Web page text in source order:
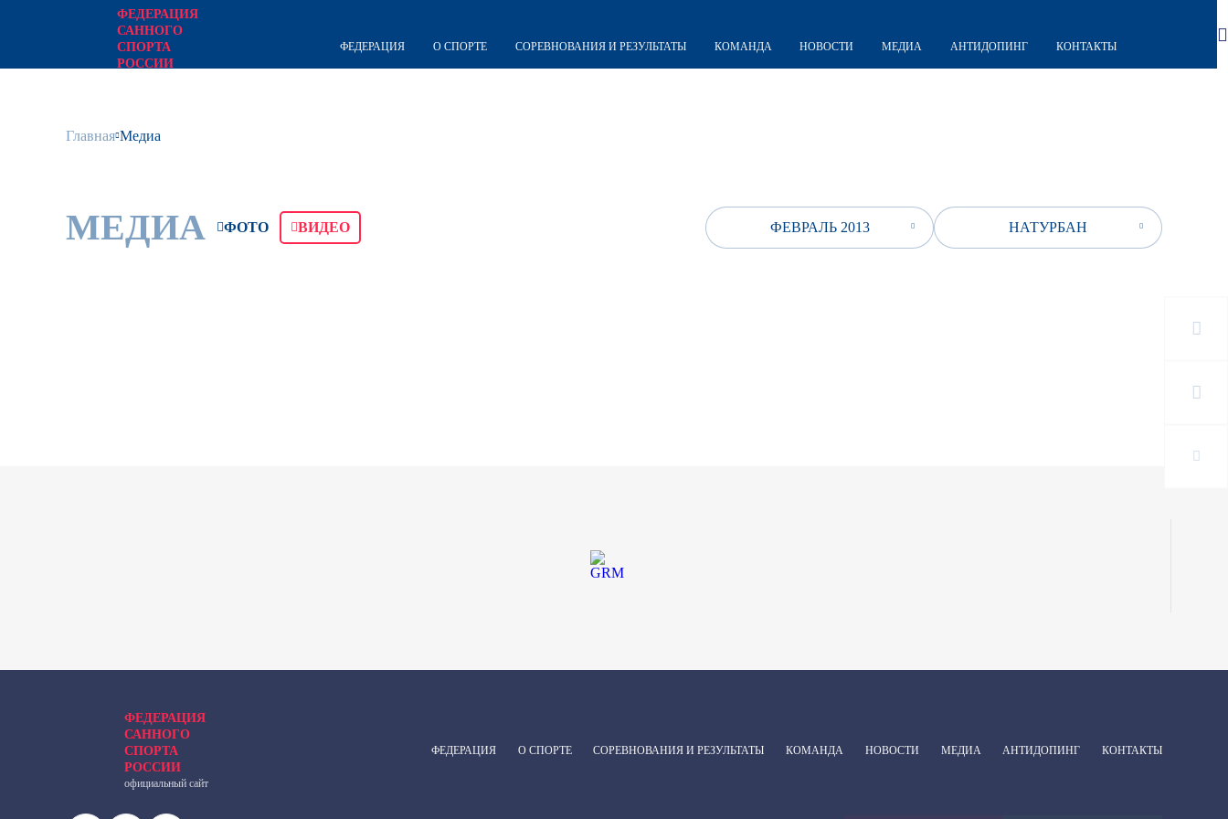
ФЕДЕРАЦИЯ
САННОГО
СПОРТА
РОССИИ
ФЕДЕРАЦИЯ О СПОРТЕ СОРЕВНОВАНИЯ И РЕЗУЛЬТАТЫ КОМАНДА НОВОСТИ МЕДИА АНТИДОПИНГ КОНТАКТЫ
Главная Медиа
МЕДИА ФОТО ВИДЕО ФЕВРАЛЬ 2013 НАТУРБАН
ФЕДЕРАЦИЯ
САННОГО
СПОРТА
РОССИИ
официальный сайт
ФЕДЕРАЦИЯ О СПОРТЕ СОРЕВНОВАНИЯ И РЕЗУЛЬТАТЫ КОМАНДА НОВОСТИ МЕДИА АНТИДОПИНГ КОНТАКТЫ